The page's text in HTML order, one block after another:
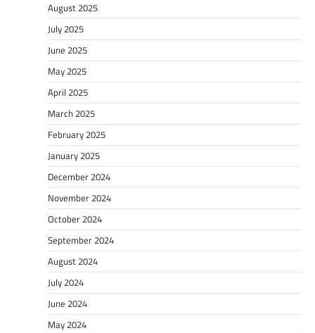
August 2025
July 2025
June 2025
May 2025
April 2025
March 2025
February 2025
January 2025
December 2024
November 2024
October 2024
September 2024
August 2024
July 2024
June 2024
May 2024